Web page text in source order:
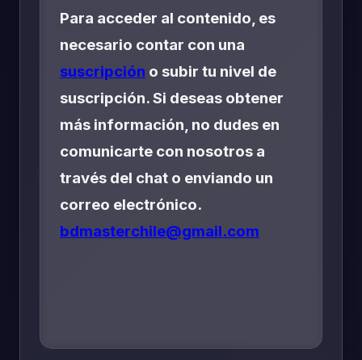
Para acceder al contenido, es
necesario contar con una
suscripción o subir tu nivel de
suscripción. Si deseas obtener
más información, no dudes en
comunicarte con nosotros a
través del chat o enviando un
correo electrónico.
bdmasterchile@gmail.com